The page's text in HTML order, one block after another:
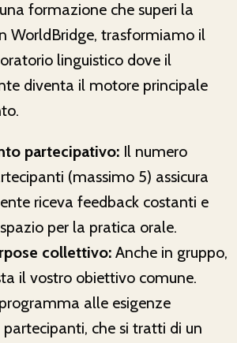
formazione che superi la
WorldBridge, trasformiamo il
linguistico dove il
diventa il motore principale
partecipativo: Il numero
(massimo 5) assicura
riceva feedback costanti e
per la pratica orale.
collettivo: Anche in gruppo,
il vostro obiettivo comune.
alle esigenze
partecipanti, che si tratti di un